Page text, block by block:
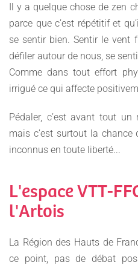
Il y a quelque chose de zen
parce que c’est répétitif et
se sentir bien. Sentir le vent
défiler autour de nous, se
Comme dans tout effort
irrigué ce qui affecte
Pédaler, c’est avant tout
mais c’est surtout la chance
inconnus en toute liberté...
L'espace VTT-
l'Artois
La Région des Hauts de
ce point, pas de débat